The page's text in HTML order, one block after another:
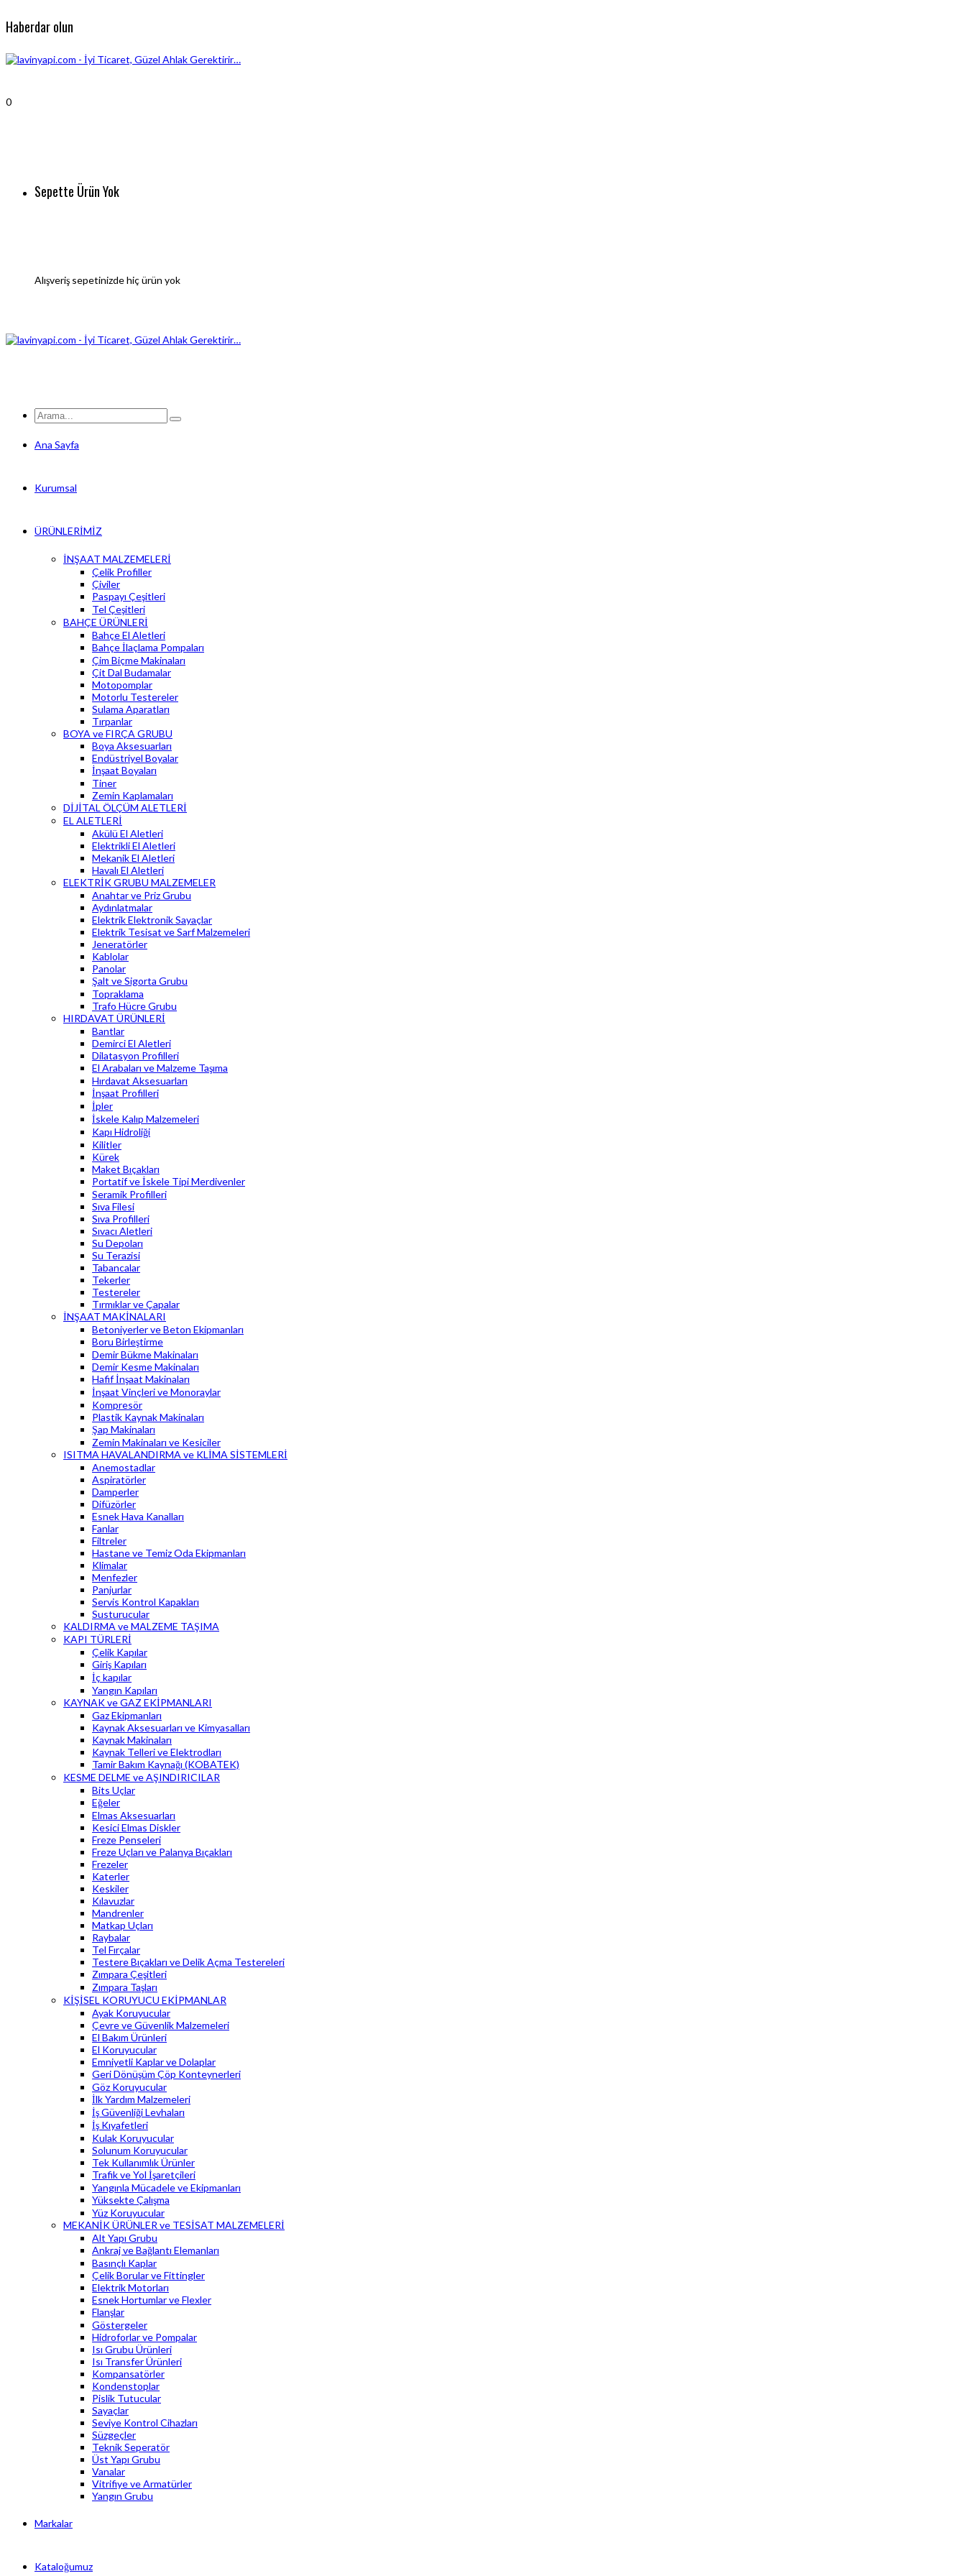
Haberdar olun
0
Sepette Ürün Yok
Alışveriş sepetinizde hiç ürün yok
Ana Sayfa
Kurumsal
ÜRÜNLERİMİZ
İNŞAAT MALZEMELERİ
Çelik Profiller
Çiviler
Paspayı Çeşitleri
Tel Çeşitleri
BAHÇE ÜRÜNLERİ
Bahçe El Aletleri
Bahçe İlaçlama Pompaları
Çim Biçme Makinaları
Çit Dal Budamalar
Motopomplar
Motorlu Testereler
Sulama Aparatları
Tırpanlar
BOYA ve FIRÇA GRUBU
Boya Aksesuarları
Endüstriyel Boyalar
İnşaat Boyaları
Tiner
Zemin Kaplamaları
DİJİTAL ÖLÇÜM ALETLERİ
EL ALETLERİ
Akülü El Aletleri
Elektrikli El Aletleri
Mekanik El Aletleri
Havalı El Aletleri
ELEKTRİK GRUBU MALZEMELER
Anahtar ve Priz Grubu
Aydınlatmalar
Elektrik Elektronik Sayaçlar
Elektrik Tesisat ve Sarf Malzemeleri
Jeneratörler
Kablolar
Panolar
Şalt ve Sigorta Grubu
Topraklama
Trafo Hücre Grubu
HIRDAVAT ÜRÜNLERİ
Bantlar
Demirci El Aletleri
Dilatasyon Profilleri
El Arabaları ve Malzeme Taşıma
Hırdavat Aksesuarları
İnşaat Profilleri
İpler
İskele Kalıp Malzemeleri
Kapı Hidroliği
Kilitler
Kürek
Maket Bıçakları
Portatif ve İskele Tipi Merdivenler
Seramik Profilleri
Sıva Filesi
Sıva Profilleri
Sıvacı Aletleri
Su Depoları
Su Terazisi
Tabancalar
Tekerler
Testereler
Tırmıklar ve Çapalar
İNŞAAT MAKİNALARI
Betoniyerler ve Beton Ekipmanları
Boru Birleştirme
Demir Bükme Makinaları
Demir Kesme Makinaları
Hafif İnşaat Makinaları
İnşaat Vinçleri ve Monoraylar
Kompresör
Plastik Kaynak Makinaları
Şap Makinaları
Zemin Makinaları ve Kesiciler
ISITMA HAVALANDIRMA ve KLİMA SİSTEMLERİ
Anemostadlar
Aspiratörler
Damperler
Difüzörler
Esnek Hava Kanalları
Fanlar
Filtreler
Hastane ve Temiz Oda Ekipmanları
Klimalar
Menfezler
Panjurlar
Servis Kontrol Kapakları
Susturucular
KALDIRMA ve MALZEME TAŞIMA
KAPI TÜRLERİ
Çelik Kapılar
Giriş Kapıları
İç kapılar
Yangın Kapıları
KAYNAK ve GAZ EKİPMANLARI
Gaz Ekipmanları
Kaynak Aksesuarları ve Kimyasalları
Kaynak Makinaları
Kaynak Telleri ve Elektrodları
Tamir Bakım Kaynağı (KOBATEK)
KESME DELME ve AŞINDIRICILAR
Bits Uçlar
Eğeler
Elmas Aksesuarları
Kesici Elmas Diskler
Freze Penseleri
Freze Uçları ve Palanya Bıçakları
Frezeler
Katerler
Keskiler
Kılavuzlar
Mandrenler
Matkap Uçları
Raybalar
Tel Fırçalar
Testere Bıçakları ve Delik Açma Testereleri
Zımpara Çeşitleri
Zımpara Taşları
KİŞİSEL KORUYUCU EKİPMANLAR
Ayak Koruyucular
Çevre ve Güvenlik Malzemeleri
El Bakım Ürünleri
El Koruyucular
Emniyetli Kaplar ve Dolaplar
Geri Dönüşüm Çöp Konteynerleri
Göz Koruyucular
İlk Yardım Malzemeleri
İş Güvenliği Levhaları
İş Kıyafetleri
Kulak Koruyucular
Solunum Koruyucular
Tek Kullanımlık Ürünler
Trafik ve Yol İşaretçileri
Yangınla Mücadele ve Ekipmanları
Yüksekte Çalışma
Yüz Koruyucular
MEKANİK ÜRÜNLER ve TESİSAT MALZEMELERİ
Alt Yapı Grubu
Ankraj ve Bağlantı Elemanları
Basınçlı Kaplar
Çelik Borular ve Fittingler
Elektrik Motorları
Esnek Hortumlar ve Flexler
Flanşlar
Göstergeler
Hidroforlar ve Pompalar
Isı Grubu Ürünleri
Isı Transfer Ürünleri
Kompansatörler
Kondenstoplar
Pislik Tutucular
Sayaçlar
Seviye Kontrol Cihazları
Süzgeçler
Teknik Seperatör
Üst Yapı Grubu
Vanalar
Vitrifiye ve Armatürler
Yangın Grubu
Markalar
Kataloğumuz